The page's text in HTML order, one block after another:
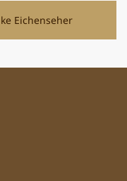
Eichenseher